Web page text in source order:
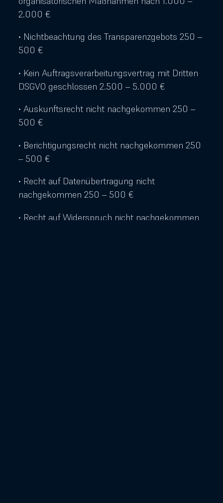
2.000 €
• Nichtbeachtung des Transparenzgebots 250 –
500 €
• Kein Auftragsverarbeitungsvertrag mit Dritten
DSGVO geschlossen 2.500 – 5.000 €
• Auskunftsrecht nicht nachgekommen 250 –
500 €
• Berichtigungsrecht nicht nachgekommen 250
– 500 €
• Recht auf Datenübertragung nicht
nachgekommen 250 – 500 €
• Recht auf Widerspruch nicht nachgekommen